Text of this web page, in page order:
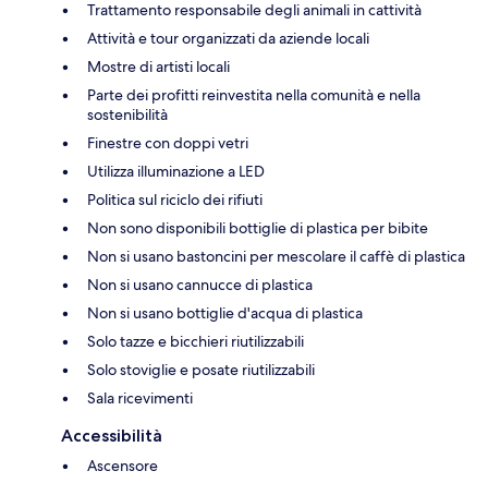
Trattamento responsabile degli animali in cattività
Attività e tour organizzati da aziende locali
Mostre di artisti locali
Parte dei profitti reinvestita nella comunità e nella
sostenibilità
Finestre con doppi vetri
Utilizza illuminazione a LED
Politica sul riciclo dei rifiuti
Non sono disponibili bottiglie di plastica per bibite
Non si usano bastoncini per mescolare il caffè di plastica
Non si usano cannucce di plastica
Non si usano bottiglie d'acqua di plastica
Solo tazze e bicchieri riutilizzabili
Solo stoviglie e posate riutilizzabili
Sala ricevimenti
Accessibilità
Ascensore